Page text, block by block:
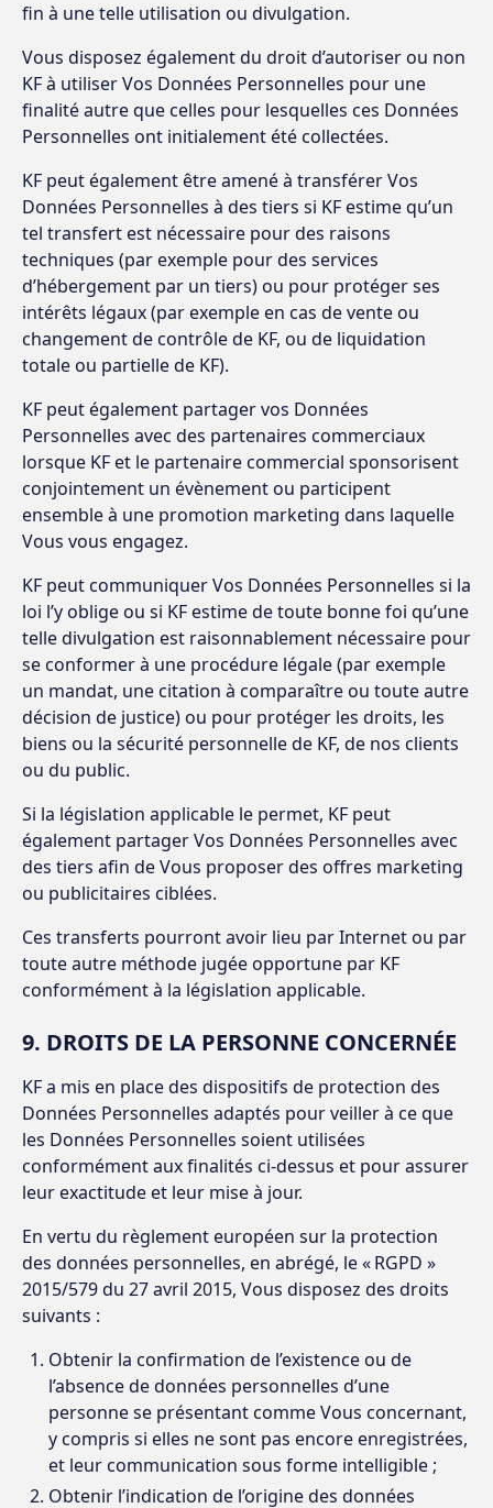
fin à une telle utilisation ou divulgation.
Vous disposez également du droit d’autoriser ou non
KF à utiliser Vos Données Personnelles pour une
finalité autre que celles pour lesquelles ces Données
Personnelles ont initialement été collectées.
KF peut également être amené à transférer Vos
Données Personnelles à des tiers si KF estime qu’un
tel transfert est nécessaire pour des raisons
techniques (par exemple pour des services
d’hébergement par un tiers) ou pour protéger ses
intérêts légaux (par exemple en cas de vente ou
changement de contrôle de KF, ou de liquidation
totale ou partielle de KF).
KF peut également partager vos Données
Personnelles avec des partenaires commerciaux
lorsque KF et le partenaire commercial sponsorisent
conjointement un évènement ou participent
ensemble à une promotion marketing dans laquelle
Vous vous engagez.
KF peut communiquer Vos Données Personnelles si la
loi l’y oblige ou si KF estime de toute bonne foi qu’une
telle divulgation est raisonnablement nécessaire pour
se conformer à une procédure légale (par exemple
un mandat, une citation à comparaître ou toute autre
décision de justice) ou pour protéger les droits, les
biens ou la sécurité personnelle de KF, de nos clients
ou du public.
Si la législation applicable le permet, KF peut
également partager Vos Données Personnelles avec
des tiers afin de Vous proposer des offres marketing
ou publicitaires ciblées.
Ces transferts pourront avoir lieu par Internet ou par
toute autre méthode jugée opportune par KF
conformément à la législation applicable.
9. DROITS DE LA PERSONNE CONCERNÉE
KF a mis en place des dispositifs de protection des
Données Personnelles adaptés pour veiller à ce que
les Données Personnelles soient utilisées
conformément aux finalités ci-dessus et pour assurer
leur exactitude et leur mise à jour.
En vertu du règlement européen sur la protection
des données personnelles, en abrégé, le « RGPD »
2015/579 du 27 avril 2015, Vous disposez des droits
suivants :
Obtenir la confirmation de l’existence ou de
l’absence de données personnelles d’une
personne se présentant comme Vous concernant,
y compris si elles ne sont pas encore enregistrées,
et leur communication sous forme intelligible ;
Obtenir l’indication de l’origine des données